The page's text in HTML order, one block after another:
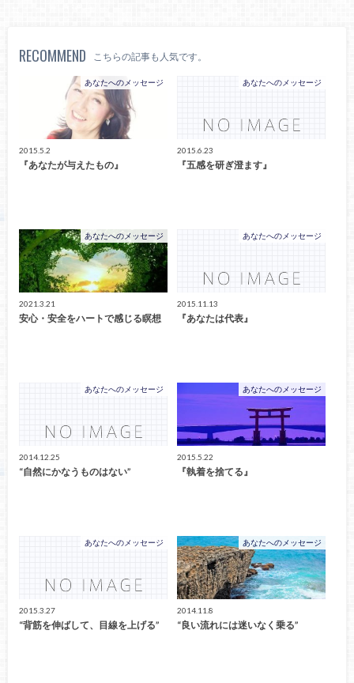
RECOMMEND こちらの記事も人気です。
あなたへのメッセージ
2015.5.2
『あなたが与えたもの』
あなたへのメッセージ
2015.6.23
『五感を研ぎ澄ます』
あなたへのメッセージ
2021.3.21
安心・安全をハートで感じる瞑想
あなたへのメッセージ
2015.11.13
『あなたは代表』
あなたへのメッセージ
2014.12.25
“自然にかなうものはない”
あなたへのメッセージ
2015.5.22
『執着を捨てる』
あなたへのメッセージ
2015.3.27
“背筋を伸ばして、目線を上げる”
あなたへのメッセージ
2014.11.8
“良い流れには迷いなく乗る”